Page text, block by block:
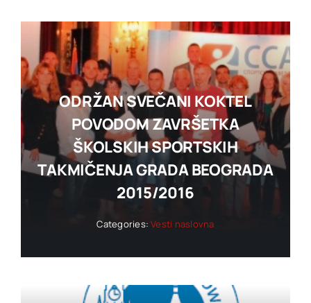
ODRŽAN SVEČANI KOKTEL
POVODOM ZAVRŠETKA
ŠKOLSKIH SPORTSKIH
TAKMIČENJA GRADA BEOGRADA
2015/2016
Categories:Vesti naslovna